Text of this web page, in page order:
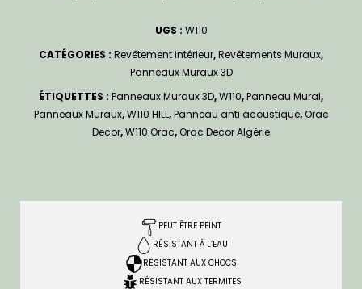
UGS : W110
CATÉGORIES : Revêtement intérieur,Revêtements Muraux,
Panneaux Muraux 3D
ÉTIQUETTES : Panneaux Muraux 3D,W110,Panneau Mural,
Panneaux Muraux,W110 HILL,Panneau anti acoustique,Orac
Decor,W110 Orac,Orac Decor Algérie
PEUT ÊTRE PEINT
RÉSISTANT À L’EAU
RÉSISTANT AUX CHOCS
RÉSISTANT AUX TERMITES